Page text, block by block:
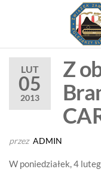
LUT
05
2013
Z
przez ADMIN
W poniedziałek, 4